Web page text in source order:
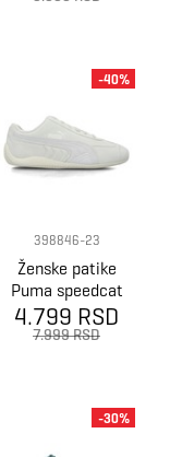
398846-23
Ženske patike
Puma speedcat
og
4.799 RSD
7.999 RSD
-40%
-30%